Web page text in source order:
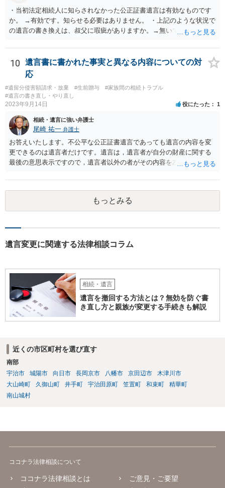
・当初法定相続人に知らされなかった公正証書遺言は有効なものです
か。 →有効です。知らせる必要はありません。 ・上記のような状況で
の遺言の書き換えは、叔父に瑕疵がありますか。→無いです。 ・分割
ますか。 →本人が自由に決められますので、どこが妥当とは言えない
です。客観的な基準もありません。 ・できれば穏やかに、分割を拒否
することはできますか。 →分割を拒否するということは、遺産はいら
ないということでしょうか。遺言で、受取を指定されててもいらない
と拒否することはできます。理由を説明する必要はありません。
10
遺言書に書かれた事実と異なる内容についての対
応
#遺留分侵害額請求・放棄 #生前贈与
#家族間の相続トラブル
#遺言の書き直し・やり直し
2023年9月14日 役にたった 1
相続・遺言に強い弁護士
尾崎 祐一 弁護士
お答えいたします。不公平な公正証書遺言であっても遺言の内容を変
更できるのは遺言者だけです。遺言は，遺言者が自分の財産に関する
最後の意思表示ですので，遺言者以外の者がその内容を左右させるこ
とはできないのです。
もっとみる
遺言変更に関連する法律相談コラム
相続・遺言
遺言を撤回する方法とは？無効を防ぐ書
き直し方と親族が変更する手続きも解説
近くの市区町村を選び直す
南部
宇治市
城陽市 向日市 長岡京市 八幡市 京田辺市
木津川市
大山崎町
久御山町 井手町 宇治田原町 笠置町 和束町
精華町
南山城村
ココナラ法律相談について
ココナラ法律相談とは
ご意見・ご要望